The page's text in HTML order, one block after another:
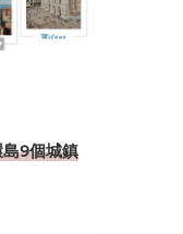
9個城鎮